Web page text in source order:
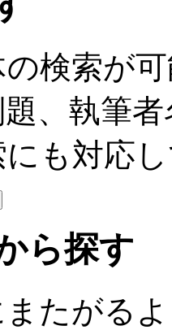
検索が
、執筆
にも対応
ら探す
たがる